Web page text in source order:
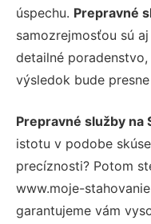
úspechu. Prepravné
samozrejmosťou sú
detailné
výsledok bude
Prepravné služby na
istotu v podobe
precíznosti? Potom
www.moje-
garantujeme vám